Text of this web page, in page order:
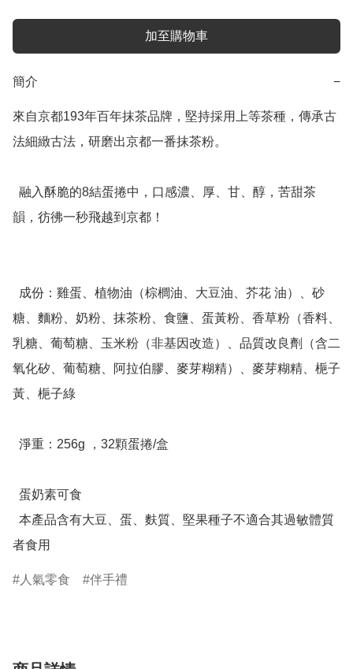
加至購物車
簡介 −
來自京都193年百年抹茶品牌，堅持採用上等茶種，傳承古
法細緻古法，研磨出京都一番抹茶粉。
韻，彷彿一秒飛越到京都！
糖、麵粉、奶粉、抹茶粉、食鹽、蛋黃粉、香草粉（香料、
乳糖、葡萄糖、玉米粉（非基因改造）、品質改良劑（含二
氧化矽、葡萄糖、阿拉伯膠、麥芽糊精）、麥芽糊精、梔子
黃、梔子綠
者食用
人氣零食 伴手禮